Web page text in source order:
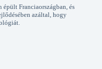
Franciaországban, és
azáltal, hogy